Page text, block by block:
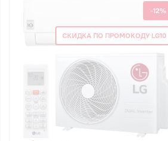
-12%
СКИДКА ПО ПРОМОКОДУ LG10